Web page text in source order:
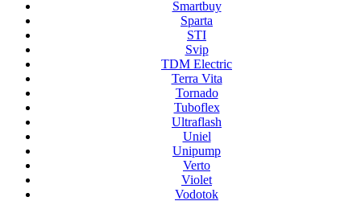
Smartbuy
Sparta
STI
Svip
TDM Electric
Terra Vita
Tornado
Tuboflex
Ultraflash
Uniel
Unipump
Verto
Violet
Vodotok